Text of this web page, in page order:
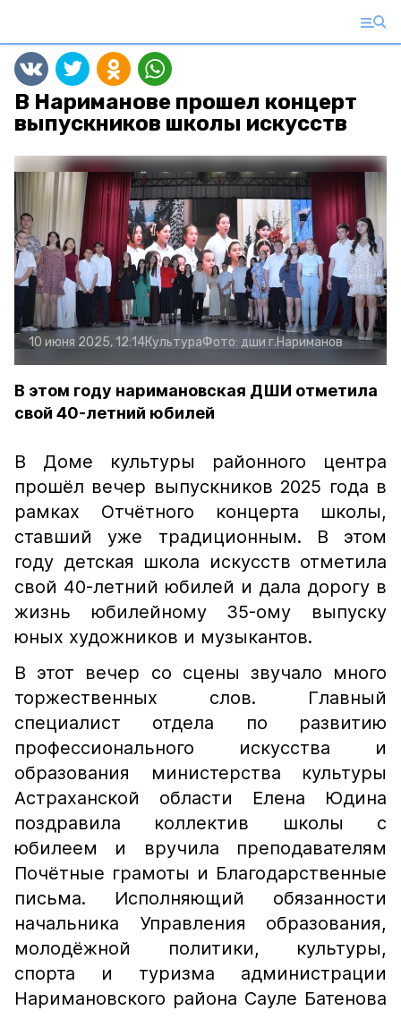
В Нариманове прошел концерт
выпускников школы искусств
10 июня 2025, 12:14КультураФото: дши г.Нариманов
В этом году наримановская ДШИ отметила
свой 40-летний юбилей
В Доме культуры районного центра
прошёл вечер выпускников 2025 года в
рамках Отчётного концерта школы,
ставший уже традиционным. В этом
году детская школа искусств отметила
свой 40-летний юбилей и дала дорогу в
жизнь юбилейному 35-ому выпуску
юных художников и музыкантов.
В этот вечер со сцены звучало много
торжественных слов. Главный
специалист отдела по развитию
профессионального искусства и
образования министерства культуры
Астраханской области Елена Юдина
поздравила коллектив школы с
юбилеем и вручила преподавателям
Почётные грамоты и Благодарственные
письма. Исполняющий обязанности
начальника Управления образования,
молодёжной политики, культуры,
спорта и туризма администрации
Наримановского района Сауле Батенова